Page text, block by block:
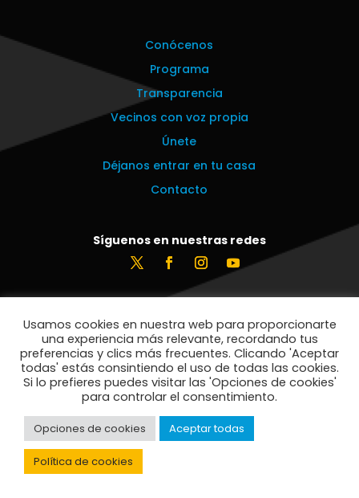
Conócenos
Programa
Transparencia
Vecinos con voz propia
Únete
Déjanos entrar en tu casa
Contacto
Síguenos en nuestras redes
Estamos encantados de leerte
info@vecinosportorrelodones.org
© Vecinos por Torrelodones 2021
Política de privacidad
Política de cookies
Usamos cookies en nuestra web para proporcionarte
una experiencia más relevante, recordando tus
preferencias y clics más frecuentes. Clicando 'Aceptar
todas' estás consintiendo el uso de todas las cookies.
Si lo prefieres puedes visitar las 'Opciones de cookies'
para controlar el consentimiento.
Opciones de cookies Aceptar todas
Política de cookies